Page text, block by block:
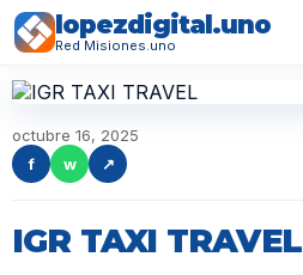
lopezdigital.uno
Red Misiones.uno
octubre 16, 2025
f
w ↗
IGR TAXI TRAVEL